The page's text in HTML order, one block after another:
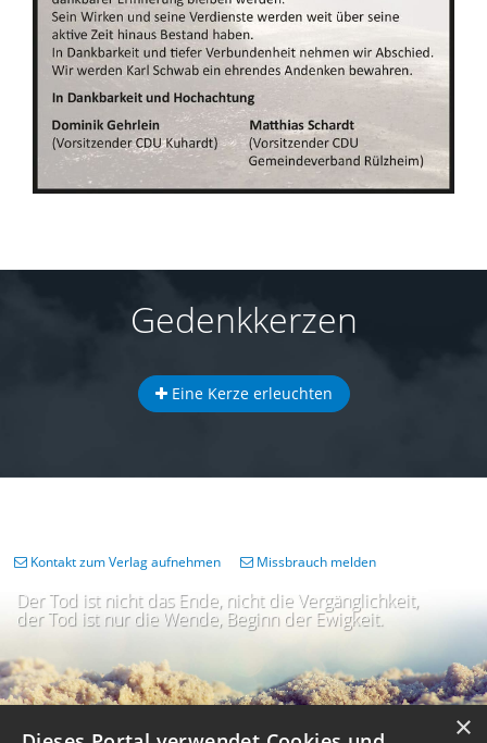
Gedenkkerzen
Eine Kerze erleuchten
Der Tod ist nicht das Ende, nicht die Vergänglichkeit,
der Tod ist nur die Wende, Beginn der Ewigkeit.
Kontakt zum Verlag aufnehmen Missbrauch melden
×